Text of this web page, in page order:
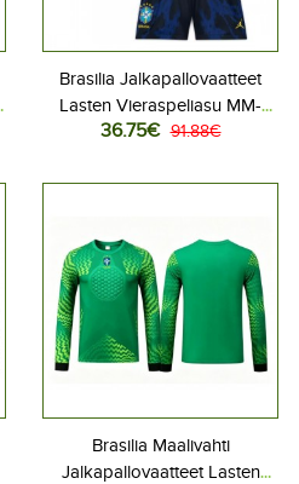
Brasilia Jalkapallovaatteet
Lasten Vieraspeliasu MM-
kisat 2026 Lyhythihainen (+
36.75€ 91.88€
Brasilia Maalivahti
Jalkapallovaatteet Lasten